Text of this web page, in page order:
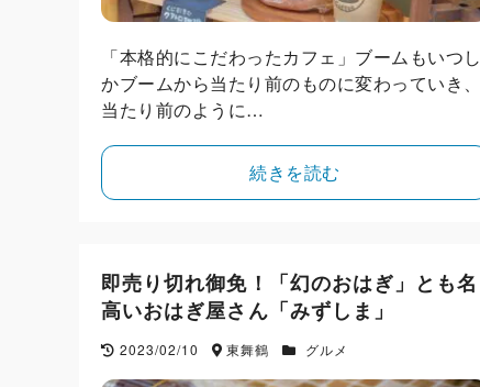
「本格的にこだわったカフェ」ブームもいつし
かブームから当たり前のものに変わっていき、
当たり前のように…
続きを読む
即売り切れ御免！「幻のおはぎ」とも名
高いおはぎ屋さん「みずしま」
2023/02/10 東舞鶴 グルメ